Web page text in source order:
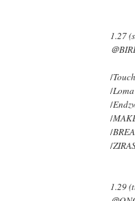
1.27
＠
/
/
/
/
/
/
1.29